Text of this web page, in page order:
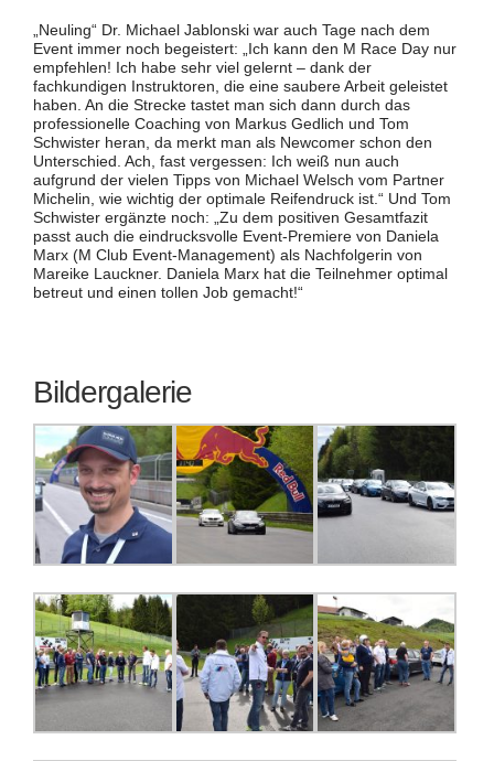
„Neuling“ Dr. Michael Jablonski war auch Tage nach dem
Event immer noch begeistert: „Ich kann den M Race Day nur
empfehlen! Ich habe sehr viel gelernt – dank der
fachkundigen Instruktoren, die eine saubere Arbeit geleistet
haben. An die Strecke tastet man sich dann durch das
professionelle Coaching von Markus Gedlich und Tom
Schwister heran, da merkt man als Newcomer schon den
Unterschied. Ach, fast vergessen: Ich weiß nun auch
aufgrund der vielen Tipps von Michael Welsch vom Partner
Michelin, wie wichtig der optimale Reifendruck ist.“ Und Tom
Schwister ergänzte noch: „Zu dem positiven Gesamtfazit
passt auch die eindrucksvolle Event-Premiere von Daniela
Marx (M Club Event-Management) als Nachfolgerin von
Mareike Lauckner. Daniela Marx hat die Teilnehmer optimal
betreut und einen tollen Job gemacht!“
Bildergalerie